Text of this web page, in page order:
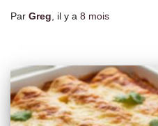
Par Greg , il y a 8 mois